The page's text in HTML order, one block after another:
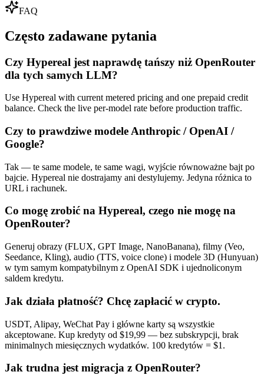
FAQ
Często zadawane pytania
Czy Hypereal jest naprawdę tańszy niż OpenRouter
dla tych samych LLM?
Use Hypereal with current metered pricing and one prepaid credit
balance. Check the live per-model rate before production traffic.
Czy to prawdziwe modele Anthropic / OpenAI /
Google?
Tak — te same modele, te same wagi, wyjście równoważne bajt po
bajcie. Hypereal nie dostrajamy ani destylujemy. Jedyna różnica to
URL i rachunek.
Co mogę zrobić na Hypereal, czego nie mogę na
OpenRouter?
Generuj obrazy (FLUX, GPT Image, NanoBanana), filmy (Veo,
Seedance, Kling), audio (TTS, voice clone) i modele 3D (Hunyuan)
w tym samym kompatybilnym z OpenAI SDK i ujednoliconym
saldem kredytu.
Jak działa płatność? Chcę zapłacić w crypto.
USDT, Alipay, WeChat Pay i główne karty są wszystkie
akceptowane. Kup kredyty od $19,99 — bez subskrypcji, brak
minimalnych miesięcznych wydatków. 100 kredytów = $1.
Jak trudna jest migracja z OpenRouter?